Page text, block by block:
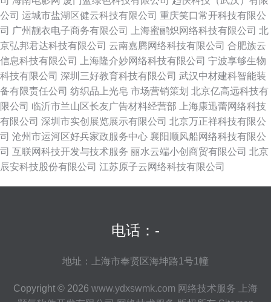
公司 运城市盐湖区健云科技有限公司 重庆笑口常开科技有限公
司 广州靓衣电子商务有限公司 上海蜜鹂炽网络科技有限公司 北
京弘邦君达科技有限公司 云南嘉腾网络科技有限公司 合肥族云
信息科技有限公司
上海隆介妙网络科技有限公司 宁波享够生物
科技有限公司 深圳三好教育科技有限公司 武汉中材建科智能装
备有限责任公司 纺织品上光皂 市场营销策划 北京亿高远科技有
限公司 临沂市兰山区长友广告材料经营部
上海康迅蕾网络科技
有限公司 深圳市实创展览展示有限公司 北京万正祥科技有限公
司 沧州市运河区好兵家政服务中心 襄阳顺风船网络科技有限公
司 互联网科技开发与技术服务 丽水云端小创商贸有限公司 北京
辰安科技股份有限公司 江苏原子云网络科技有限公司
电话：-
地址：上海市奉贤区海坤路1号1幢
Copyright © 2026 www.ydxswmk.com 网络技术服务
上海